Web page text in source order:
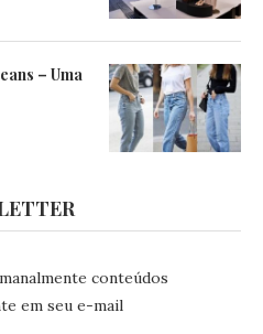
– Uma
conteúdos
em seu e-mail